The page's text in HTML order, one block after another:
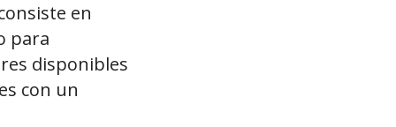
en
para
disponibles
con un